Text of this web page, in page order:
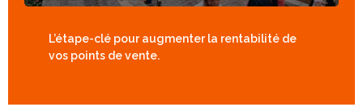
L’étape-clé pour augmenter la rentabilité de
vos points de vente.